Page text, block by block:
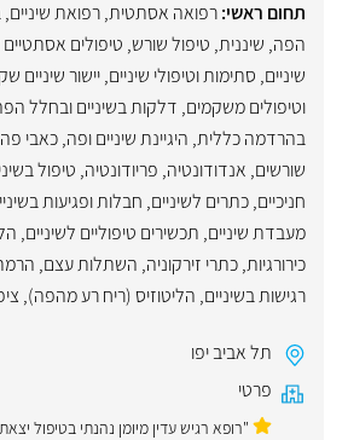
תחום ראשי:רפואה אסתטית,רפואת שיניים,
הפה, שיננית, טיפול שורש, טיפולים אסתטיים
שיניים, סתימות וטיפולי שיניים,יישור שיניים
וטיפולים משקמים, דלקות בשיניים ובחלל
בהרדמה כללית, היגיינת שיניים ופה,כאבי פה
שורשים, אנדודונטיה, פריודונטיה, טיפול
חניכיים,כתרים לשיניים, חבלות ופגיעות
מעבדת שיניים, תכשירים טיפוליים לשיניים,
כירורגיות,כתרי זירקוניה, השתלות עצם,
רגישות בשיניים, הליטוזיס (ריח רע מהפה),
תל אביב יפו
פרטי
"רופא רגיש עדין מיומן נהנתי בטיפול